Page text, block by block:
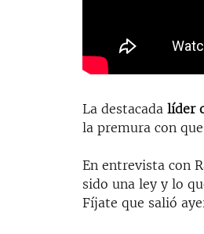
La destacadalíder
la premura con
En entrevista con
sido una ley y lo
Fíjate que salió